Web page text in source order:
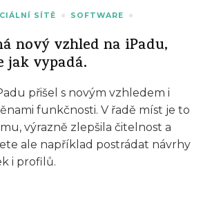
SÍTĚ
SOFTWARE
nový vzhled na iPadu,
jak vypadá.
přišel s novým vzhledem i
funkčnosti. V řadě míst je to
výrazně zlepšila čitelnost a
ale například postrádat návrhy
i profilů.